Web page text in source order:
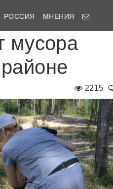
РОССИЯ МНЕНИЯ
мусора
2215